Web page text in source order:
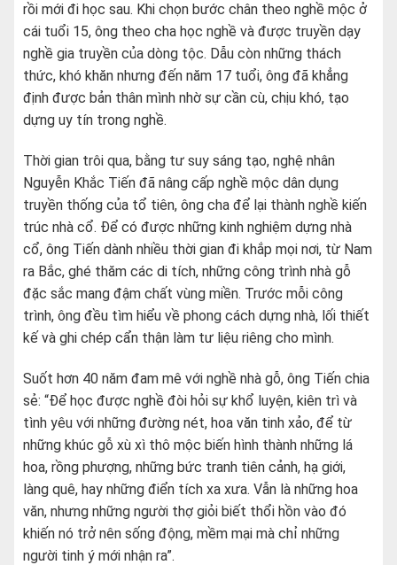
rồi mới đi học sau. Khi chọn bước chân theo nghề mộc ở
cái tuổi 15, ông theo cha học nghề và được truyền dạy
nghề gia truyền của dòng tộc. Dẫu còn những thách
thức, khó khăn nhưng đến năm 17 tuổi, ông đã khẳng
định được bản thân mình nhờ sự cần cù, chịu khó, tạo
dựng uy tín trong nghề.
Thời gian trôi qua, bằng tư suy sáng tạo, nghệ nhân
Nguyễn Khắc Tiến đã nâng cấp nghề mộc dân dụng
truyền thống của tổ tiên, ông cha để lại thành nghề kiến
trúc nhà cổ. Để có được những kinh nghiệm dựng nhà
cổ, ông Tiến dành nhiều thời gian đi khắp mọi nơi, từ Nam
ra Bắc, ghé thăm các di tích, những công trình nhà gỗ
đặc sắc mang đậm chất vùng miền. Trước mỗi công
trình, ông đều tìm hiểu về phong cách dựng nhà, lối thiết
kế và ghi chép cẩn thận làm tư liệu riêng cho mình.
Suốt hơn 40 năm đam mê với nghề nhà gỗ, ông Tiến chia
sẻ: “Để học được nghề đòi hỏi sự khổ luyện, kiên trì và
tình yêu với những đường nét, hoa văn tinh xảo, để từ
những khúc gỗ xù xì thô mộc biến hình thành những lá
hoa, rồng phượng, những bức tranh tiên cảnh, hạ giới,
làng quê, hay những điển tích xa xưa. Vẫn là những hoa
văn, nhưng những người thợ giỏi biết thổi hồn vào đó
khiến nó trở nên sống động, mềm mại mà chỉ những
người tinh ý mới nhận ra”.